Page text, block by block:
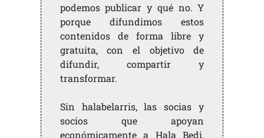
podemos publicar y qué no. Y
porque difundimos estos
contenidos de forma libre y
gratuita, con el objetivo de
difundir, compartir y
transformar.
Sin halabelarris, las socias y
socios que apoyan
económicamente a Hala Bedi,